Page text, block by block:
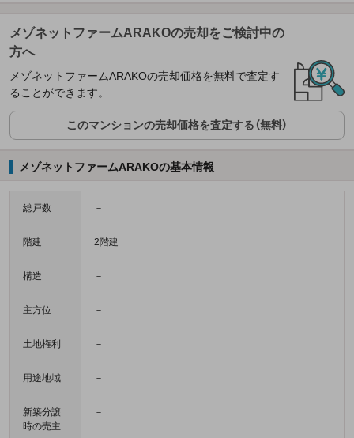
メゾネットファームARAKOの売却をご検討中の
方へ
メゾネットファームARAKOの売却価格を無料で査定す
ることができます。
このマンションの売却価格を査定する（無料）
メゾネットファームARAKOの基本情報
総戸数 －
階建 2階建
構造 －
主方位 －
土地権利 －
用途地域 －
新築分譲
時の売主
－